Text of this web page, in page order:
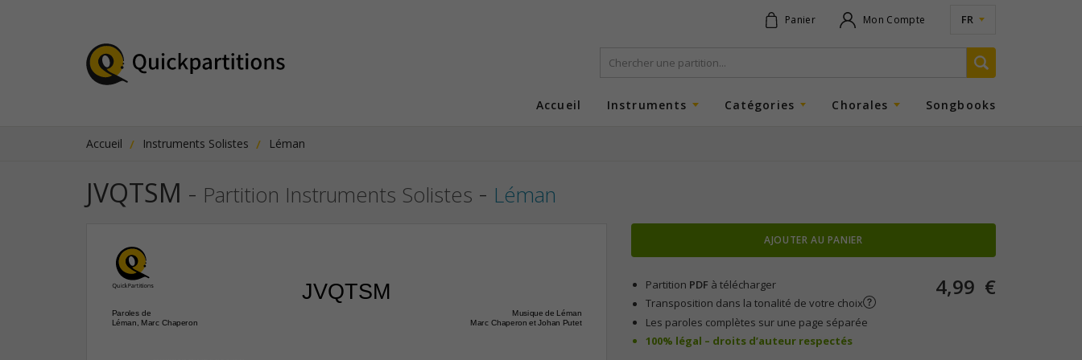
Panier Mon Compte FR
Accueil Instruments Catégories Chorales Songbooks
Accueil Instruments Solistes Léman
JVQTSM - Partition Instruments Solistes - Léman
JVQTSM
Musique de Léman
Marc Chaperon et Johan Putet
Paroles de
Léman, Marc Chaperon
AJOUTER AU PANIER
Partition PDF à télécharger
Transposition dans la tonalité de votre choix
Les paroles complètes sur une page séparée
100% légal – droits d’auteur respectés
4,99 €